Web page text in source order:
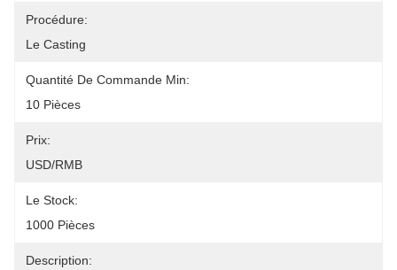
Procédure:
Le Casting
Quantité De Commande Min:
10 Pièces
Prix:
USD/RMB
Le Stock:
1000 Pièces
Description: